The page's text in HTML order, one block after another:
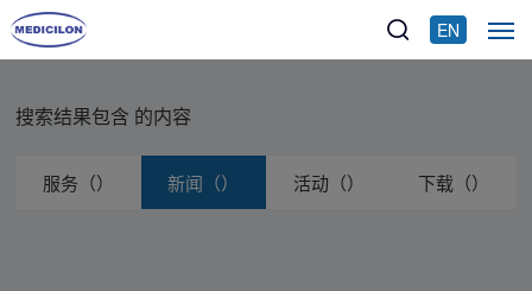
EN
搜索结果包含 的内容
服务（） 新闻（） 活动（） 下载（）